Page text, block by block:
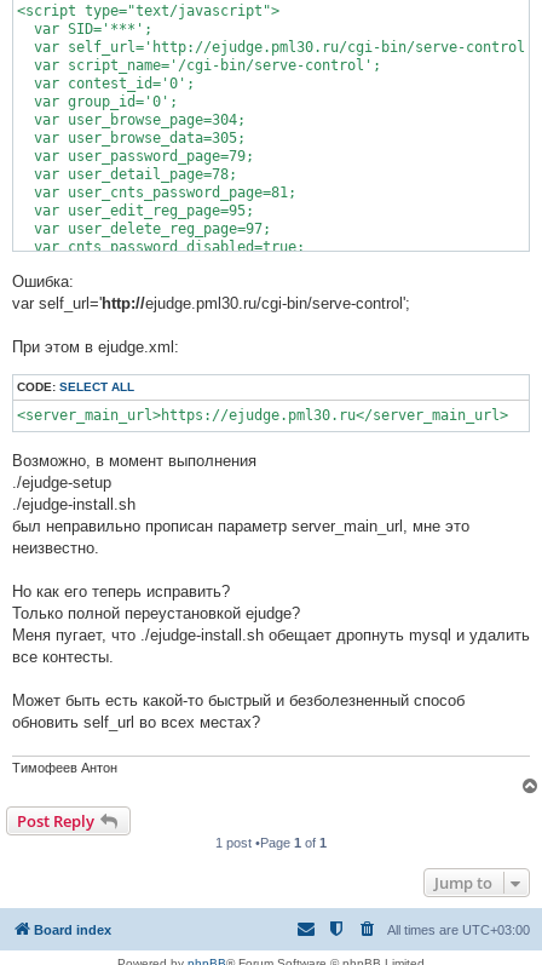
<script type="text/javascript">
  var SID='***';
  var self_url='http://ejudge.pml30.ru/cgi-bin/serve-control';
  var script_name='/cgi-bin/serve-control';
  var contest_id='0';
  var group_id='0';
  var user_browse_page=304;
  var user_browse_data=305;
  var user_password_page=79;
  var user_detail_page=78;
  var user_cnts_password_page=81;
  var user_edit_reg_page=95;
  var user_delete_reg_page=97;
  var cnts_password_disabled=true;
Ошибка:
var self_url='http://ejudge.pml30.ru/cgi-bin/serve-control';
При этом в ejudge.xml:
CODE: SELECT ALL
<server_main_url>https://ejudge.pml30.ru</server_main_url>
Возможно, в момент выполнения
./ejudge-setup
./ejudge-install.sh
был неправильно прописан параметр server_main_url, мне это
неизвестно.
Но как его теперь исправить?
Только полной переустановкой ejudge?
Меня пугает, что ./ejudge-install.sh обещает дропнуть mysql и удалить
все контесты.
Может быть есть какой-то быстрый и безболезненный способ
обновить self_url во всех местах?
Тимофеев Антон
Post Reply
1 post •Page 1 of 1
Jump to
Board index All times are UTC+03:00